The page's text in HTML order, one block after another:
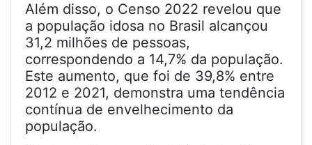
Além disso, o Censo 2022 revelou que
a população idosa no Brasil alcançou
31,2 milhões de pessoas,
correspondendo a 14,7% da população.
Este aumento, que foi de 39,8% entre
2012 e 2021, demonstra uma tendência
contínua de envelhecimento da
população.